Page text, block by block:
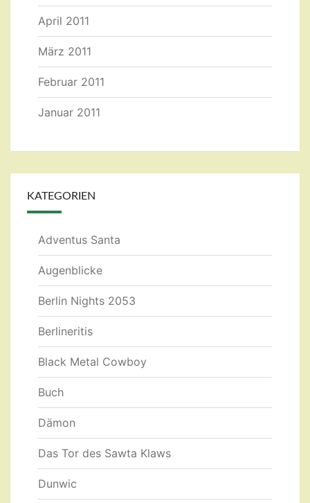
April 2011
März 2011
Februar 2011
Januar 2011
KATEGORIEN
Adventus Santa
Augenblicke
Berlin Nights 2053
Berlineritis
Black Metal Cowboy
Buch
Dämon
Das Tor des Sawta Klaws
Dunwic